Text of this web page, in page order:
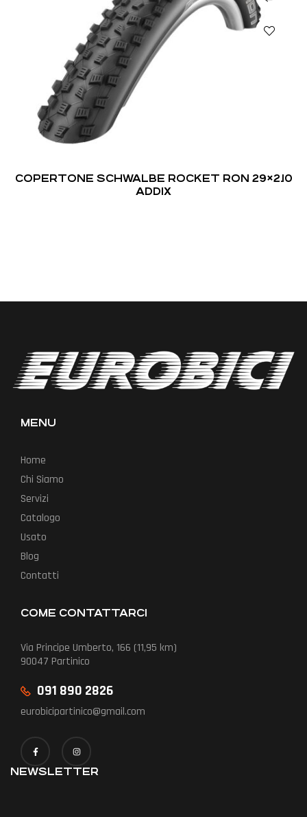
COPERTONE SCHWALBE ROCKET RON 29×2.10
ADDIX
MENU
Home
Chi Siamo
Servizi
Catalogo
Usato
Blog
Contatti
COME CONTATTARCI
Via Principe Umberto, 166 (11,95 km)
90047 Partinico
091 890 2826
eurobicipartinico@gmail.com
NEWSLETTER